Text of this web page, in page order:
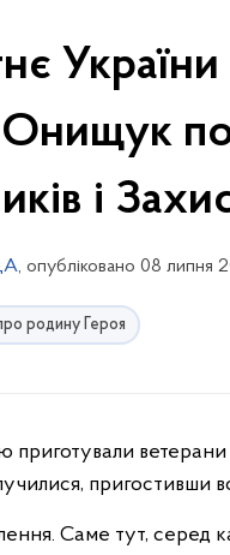
України
і
, опубліковано 08 липня
родину Героя
пригостивши
Саме тут, серед